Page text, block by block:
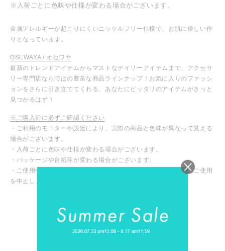
※入荷ごとに色味や仕様が変わる場合がございます。
金属アレルギーが起こりにくいニッケルフリー仕様で、お肌に優しい作
りとなっています。
OSEWAYA / オセワヤ
最新のトレンドアイテムからマストなデイリーアイテムまで、アクセサ
リー専門店ならではの豊富な商品ラインナップ！お気に入りのファッシ
ョンをさらに引き立ててくれる、あなたにピッタリのアイテムがきっと
見つかるはず！
※ご購入前に必ずご確認ください
・ご利用のモニターや設定により、実際の商品と色味が異なって見える
場合がございます。
・入荷ごとに色味や仕様が変わる場合がございます。
・パッケージや台紙等が変わる場合がございます。
・ご使用中、皮膚にかゆみや腫れなど異常を感じた場合は直ちにご使用
を中止し、専門医にご相談ください。
カスタマーレビュー
5つ星中5.00つ星